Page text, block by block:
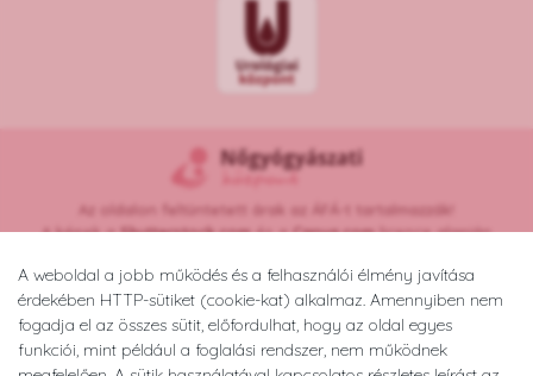
A weboldal a jobb működés és a felhasználói élmény javítása
érdekében HTTP-sütiket (cookie-kat) alkalmaz. Amennyiben nem
fogadja el az összes sütit, előfordulhat, hogy az oldal egyes
funkciói, mint például a foglalási rendszer, nem működnek
Az oldalon feltüntetett árak az ÁFÁ-t tartalmazzák!
A képek aShutterstock.comés aCanva.comlicence alapján
Copyright © 2026 •nogyogyaszatikozpont.hu
Minden jog fenntartva.
Developed byAppon&György Nándor